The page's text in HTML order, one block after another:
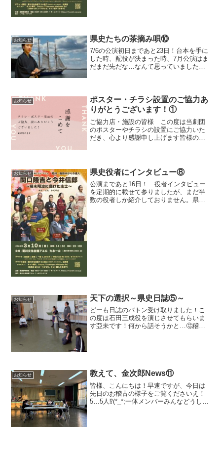
お知らせ 県史たちの茶摘み唄⑩
7/6の公演初日まであと23日！台本を手に
した時、配役が決まった時、7月公演はま
だまだ先だな…なんて思っていました
も6月だからと油断...
お知らせ
ポスター・チラシ設置のご協力あ
りがとうございます！①
ご協力店・施設の皆様 この度は当劇団
のポスターやチラシの設置にご協力いた
だき、心より感謝申し上げます皆様のご
載させていただきます（順...
お知らせ 県史役者にインタビュー⑧
公演まであと16日！ 役者インタビュー
を定期的に載せて参りましたが、まだ半
数の役者しか紹介しておりません。県史
お知らせ 天下の選択～県史日誌⑤～
どーも日誌のバトン受け取りました！こ
の度は石田三成役を演じさせてもらいま
す亞未です！何から話そうかと…🤔稽古
お知らせ 教えて、金次郎News⑪
皆様、こんにちは！早速ですが、今日は
先日のお稽古の様子をご覧くださいえ！
5…5人⁉(*_*;一体メンバーみんなどうしち